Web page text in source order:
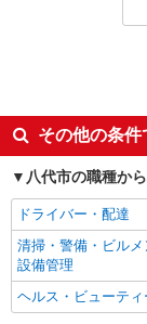
週2～3日勤務OK
交通費支給
その他の条
八代市の職種か
ドライバー・配達
清掃・警備・ビルメ
設備管理
ヘルス・ビューティ